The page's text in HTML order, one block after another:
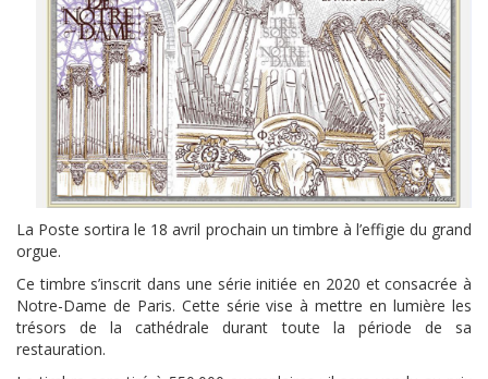
La Poste sortira le 18 avril prochain un timbre à l’effigie du grand
orgue.
Ce timbre s’inscrit dans une série initiée en 2020 et consacrée à
Notre-Dame de Paris. Cette série vise à mettre en lumière les
trésors de la cathédrale durant toute la période de sa
restauration.